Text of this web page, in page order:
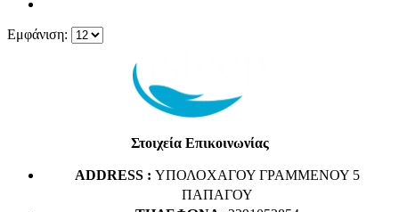
Εμφάνιση:
Στοιχεία Επικοινωνίας
ADDRESS : ΥΠΟΛΟΧΑΓΟΥ ΓΡΑΜΜΕΝΟΥ 5
ΠΑΠΑΓΟΥ